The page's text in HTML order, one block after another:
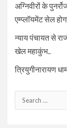
अग्निवीरों के
एम्प्लॉयमेंट सेल
न्याय पंचायत से
खेल महाकुंभ..
त्रियुगीनारायण
Search
for: